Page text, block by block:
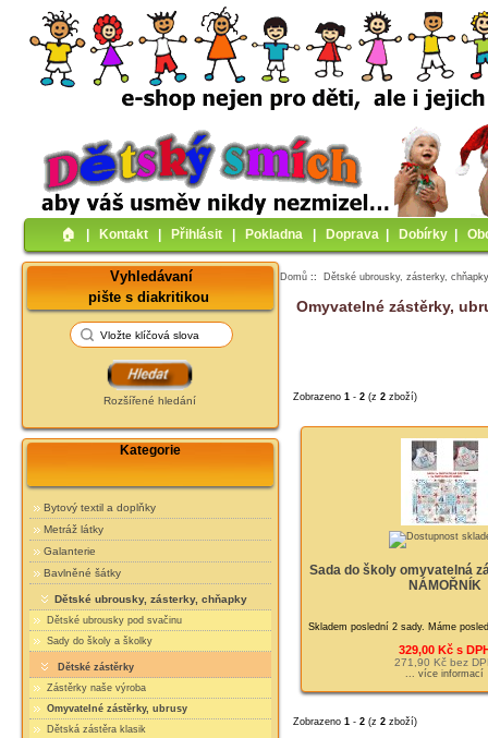
🏠︎ Kontakt Přihlásit Pokladna Doprava Dobírky
Vyhledávaní
pište s diakritikou
Rozšířené hledání
Kategorie
Bytový textil a doplňky
Metráž látky
Galanterie
Bavlněné šátky
Dětské ubrousky, zásterky, chňapky
Dětské ubrousky pod svačinu
Sady do školy a školky
Dětské zástěrky
Zástěrky naše výroba
Omyvatelné zástěrky, ubrusy
Dětská zástěra klasik
Domů :: Dětské ubrousky, zásterky,
Omyvatelné zástěrky,
Zobrazeno 1 - 2(z 2zboží)
Sada do školy omyvatelná
NÁMOŘNÍK
Skladem poslední 2 sady. Máme
329,00 Kč s
271,90 Kč bez
... více informací
Zobrazeno 1 - 2(z 2zboží)